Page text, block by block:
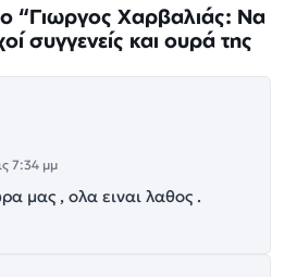
“Γιωργος Χαρβαλιάς: Να
συγγενείς και ουρά της
7:34 μμ
μας , ολα ειναι λαθος .